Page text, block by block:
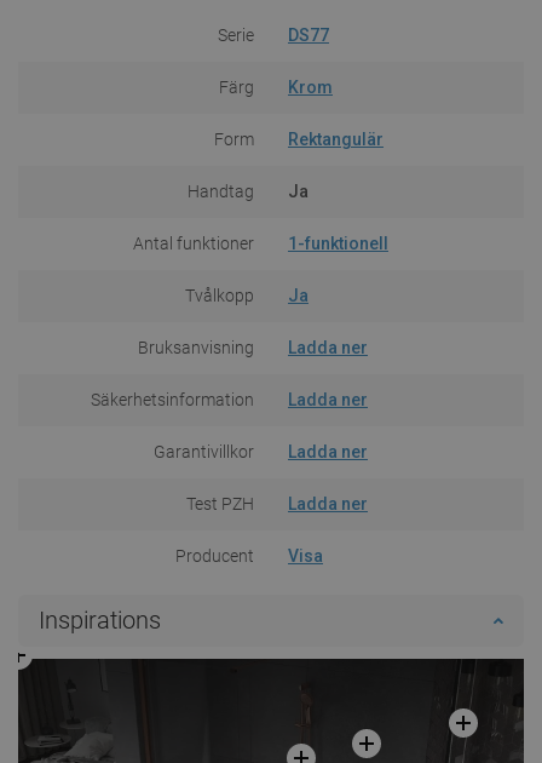
Serie DS77
Färg Krom
Form Rektangulär
Handtag Ja
Antal funktioner 1-funktionell
Tvålkopp Ja
Bruksanvisning Ladda ner
Säkerhetsinformation Ladda ner
Garantivillkor Ladda ner
Test PZH Ladda ner
Producent Visa
Inspirations